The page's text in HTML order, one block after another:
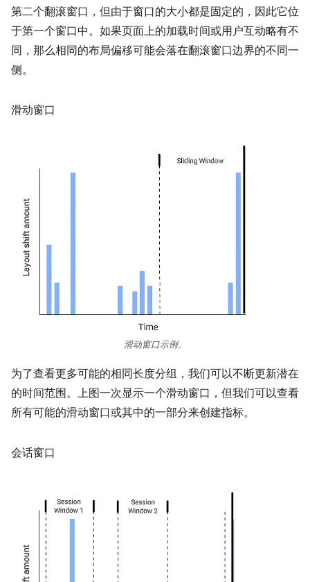
第二个翻滚窗口，但由于窗口的大小都是固定的，因此它位
于第一个窗口中。如果页面上的加载时间或用户互动略有不
同，那么相同的布局偏移可能会落在翻滚窗口边界的不同一
侧。
滑动窗口
滑动窗口示例。
为了查看更多可能的相同长度分组，我们可以不断更新潜在
的时间范围。上图一次显示一个滑动窗口，但我们可以查看
所有可能的滑动窗口或其中的一部分来创建指标。
会话窗口